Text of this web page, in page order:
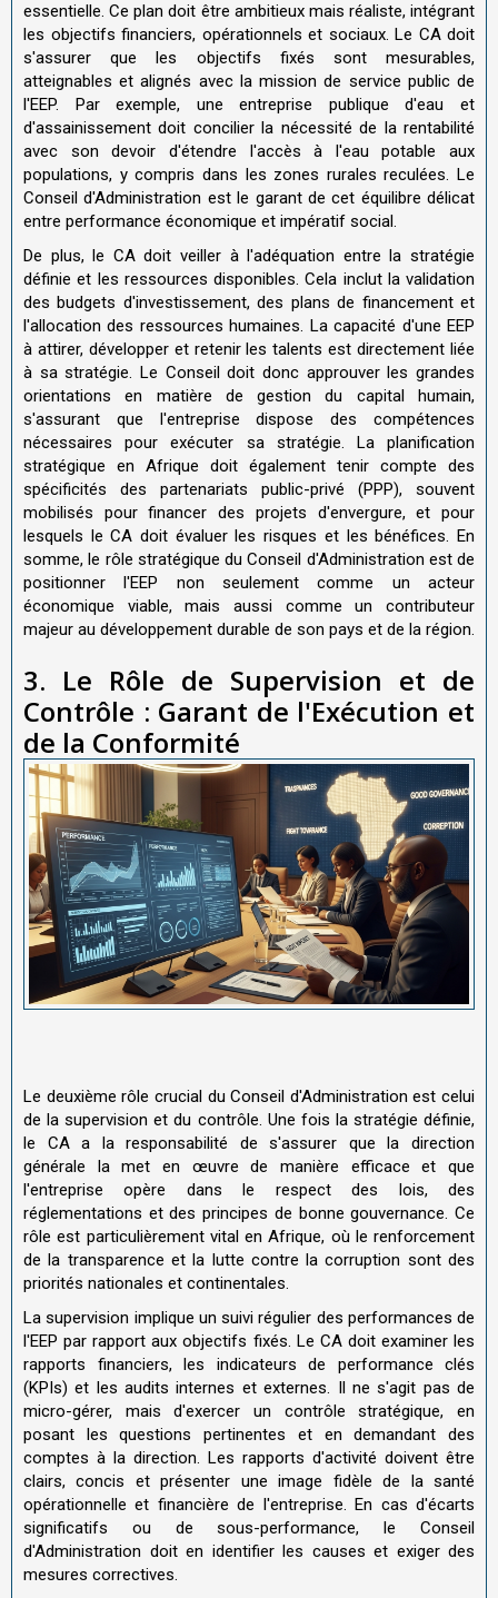
essentielle. Ce plan doit être ambitieux mais réaliste, intégrant
les objectifs financiers, opérationnels et sociaux. Le CA doit
s'assurer que les objectifs fixés sont mesurables,
atteignables et alignés avec la mission de service public de
l'EEP. Par exemple, une entreprise publique d'eau et
d'assainissement doit concilier la nécessité de la rentabilité
avec son devoir d'étendre l'accès à l'eau potable aux
populations, y compris dans les zones rurales reculées. Le
Conseil d'Administration est le garant de cet équilibre délicat
entre performance économique et impératif social.
De plus, le CA doit veiller à l'adéquation entre la stratégie
définie et les ressources disponibles. Cela inclut la validation
des budgets d'investissement, des plans de financement et
l'allocation des ressources humaines. La capacité d'une EEP
à attirer, développer et retenir les talents est directement liée
à sa stratégie. Le Conseil doit donc approuver les grandes
orientations en matière de gestion du capital humain,
s'assurant que l'entreprise dispose des compétences
nécessaires pour exécuter sa stratégie. La planification
stratégique en Afrique doit également tenir compte des
spécificités des partenariats public-privé (PPP), souvent
mobilisés pour financer des projets d'envergure, et pour
lesquels le CA doit évaluer les risques et les bénéfices. En
somme, le rôle stratégique du Conseil d'Administration est de
positionner l'EEP non seulement comme un acteur
économique viable, mais aussi comme un contributeur
majeur au développement durable de son pays et de la région.
3. Le Rôle de Supervision et de
Contrôle : Garant de l'Exécution et
de la Conformité
Le deuxième rôle crucial du Conseil d'Administration est celui
de la supervision et du contrôle. Une fois la stratégie définie,
le CA a la responsabilité de s'assurer que la direction
générale la met en œuvre de manière efficace et que
l'entreprise opère dans le respect des lois, des
réglementations et des principes de bonne gouvernance. Ce
rôle est particulièrement vital en Afrique, où le renforcement
de la transparence et la lutte contre la corruption sont des
priorités nationales et continentales.
La supervision implique un suivi régulier des performances de
l'EEP par rapport aux objectifs fixés. Le CA doit examiner les
rapports financiers, les indicateurs de performance clés
(KPIs) et les audits internes et externes. Il ne s'agit pas de
micro-gérer, mais d'exercer un contrôle stratégique, en
posant les questions pertinentes et en demandant des
comptes à la direction. Les rapports d'activité doivent être
clairs, concis et présenter une image fidèle de la santé
opérationnelle et financière de l'entreprise. En cas d'écarts
significatifs ou de sous-performance, le Conseil
d'Administration doit en identifier les causes et exiger des
mesures correctives.